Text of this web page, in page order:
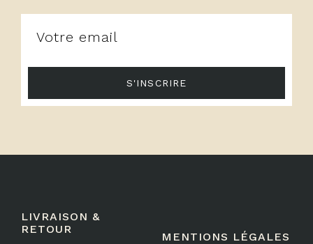
S'INSCRIRE
LIVRAISON &
RETOUR
MENTIONS LÉGALES